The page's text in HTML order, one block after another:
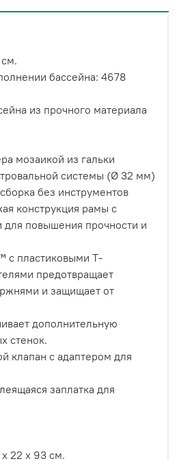
бассейна: 4678
из прочного материала
мозаикой из гальки
системы (Ø 32 мм)
без инструментов
конструкция рамы с
для повышения прочности и
с пластиковыми Т-
предотвращает
и защищает от
дополнительную
стенок.
клапан с адаптером для
заплатка для
22 х 93 см.